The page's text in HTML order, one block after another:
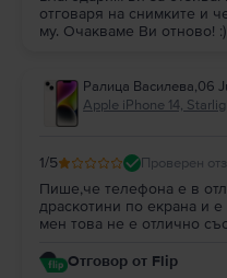
отговаря на снимките и
му. Очакваме Ви отново! :)
Ралица Василева,06
Apple iPhone 14,
1/5 Проверен
Пише,че телефона е в
драскотини по екрана и
мен това не е отлично
Отговор от Flip